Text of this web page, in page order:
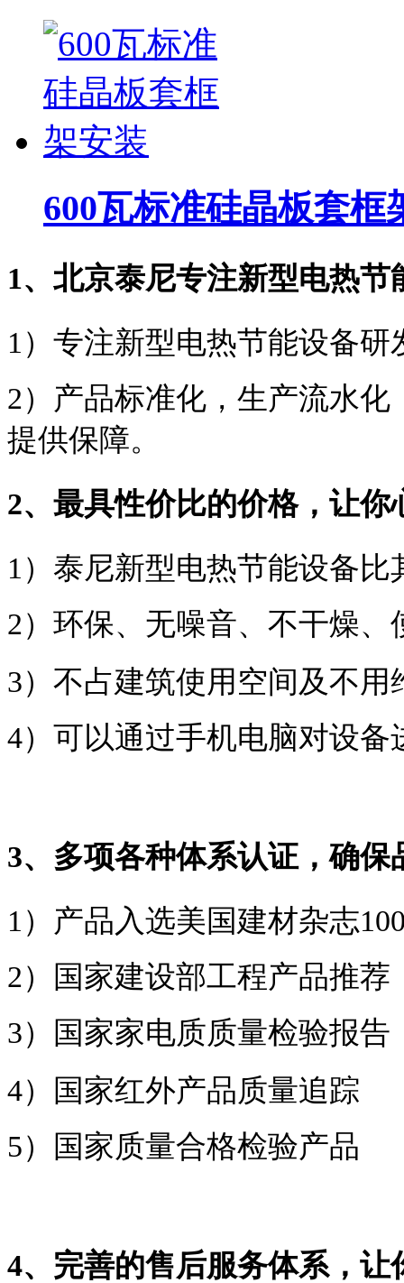
600瓦标准硅晶板套框
1、北京泰尼专注新型电热节
1）专注新型电热节能设备
2）产品标准化，生产流水
提供保障。
2、最具性价比的价格，让你
1）泰尼新型电热节能设备比
2）环保、无噪音、不干燥
3）不占建筑使用空间及不
4）可以通过手机电脑对设备
3、多项各种体系认证，确保
1）产品入选美国建材杂志
2）国家建设部工程产品推荐
3）国家家电质质量检验报告
4）国家红外产品质量追踪
5）国家质量合格检验产品
4、完善的售后服务体系，让